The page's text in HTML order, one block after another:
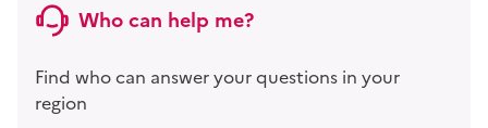
Who can help me?
Find who can answer your questions in your
region